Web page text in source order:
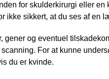
for skulderkirurgi eller en
ikke sikkert, at du ses af en
gener og eventuel
For at kunne
du er kvinde.